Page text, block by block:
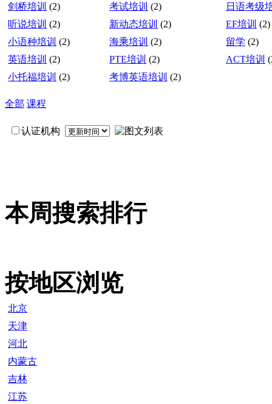
剑桥培训 (2) 考试培训 (2)
日语考级
听说培训 (2) 新动态培训 (2) EF培训 (2)
小语种培训 (2) 海乘培训 (2) 留学 (2)
英语培训 (2) PTE培训 (2) ACT培训
小托福培训 (2) 考博英语培训 (2)
全部 课程
认证机构
本周搜索排行
按地区浏览
北京
天津
河北
内蒙古
吉林
江苏